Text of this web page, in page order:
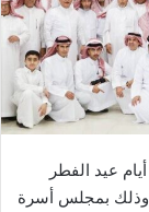
عيد الفطر
السنوي وذلك بمجلس أسرة